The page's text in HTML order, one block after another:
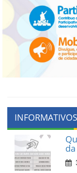
INFORMATIVOS